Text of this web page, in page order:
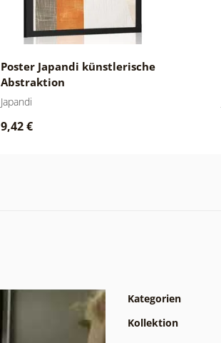
Poster Japandi künstlerische
Abstraktion
Japandi
9,42 €
Kategorien
Kollektion